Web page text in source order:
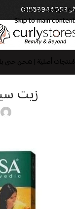
Skip to navigation
Skip to main content
01559944058
مُنتجات أصلية | شحن حتى باب
زيت